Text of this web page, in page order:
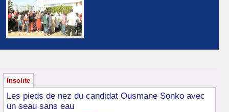
Insolite
Les pieds de nez du candidat Ousmane Sonko avec
un seau sans eau